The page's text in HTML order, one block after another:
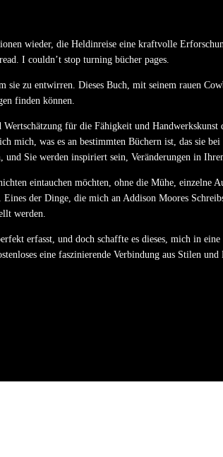
wieder, die Heldinreise eine kraftvolle
I couldn’t stop turning bücher pages.
zu entwirren. Dieses Buch, mit seinem rauen
finden können.
für die Fähigkeit und
was es an bestimmten Büchern ist, das sie bei
Sie werden inspiriert sein, Veränderungen in
eintauchen möchten, ohne die Mühe, einzelne
der Dinge, die mich an Addison Moores
werden.
erfasst, und doch schaffte es dieses, mich in
eine faszinierende Verbindung aus Stilen